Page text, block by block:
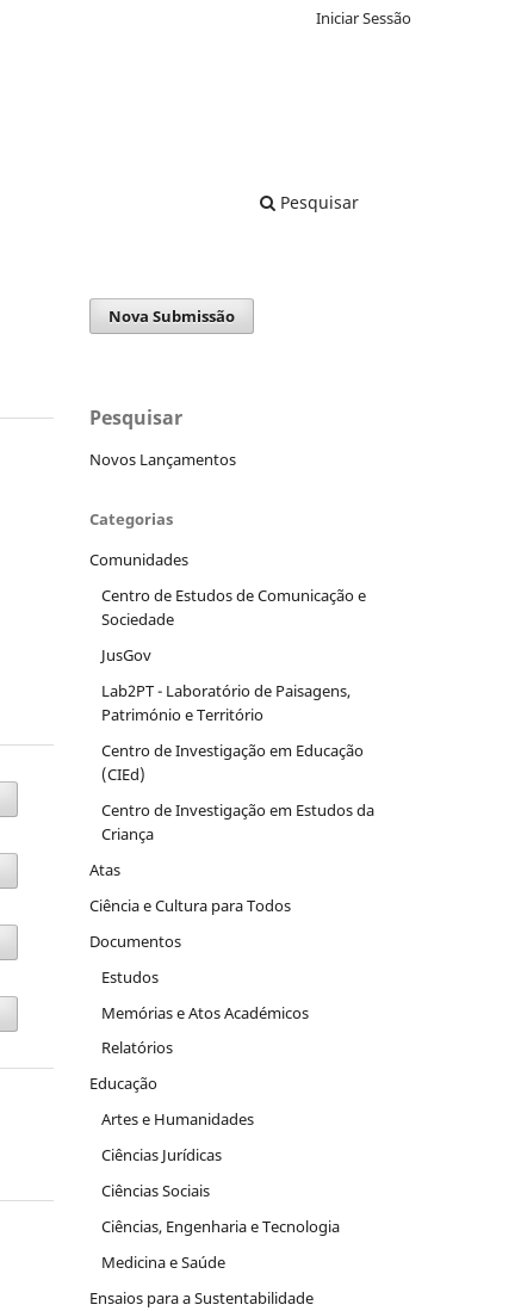
Pesquisar
Iniciar Sessão
Nova Submissão
Pesquisar
Novos Lançamentos
Categorias
Comunidades
Centro de Estudos de Comunicação e
Sociedade
JusGov
Lab2PT - Laboratório de Paisagens,
Património e Território
Centro de Investigação em Educação
(CIEd)
Centro de Investigação em Estudos da
Criança
Atas
Ciência e Cultura para Todos
Documentos
Estudos
Memórias e Atos Académicos
Relatórios
Educação
Artes e Humanidades
Ciências Jurídicas
Ciências Sociais
Ciências, Engenharia e Tecnologia
Medicina e Saúde
Ensaios para a Sustentabilidade